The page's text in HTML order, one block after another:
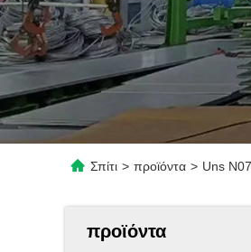
Σπίτι > προϊόντα > Uns
προϊόντα